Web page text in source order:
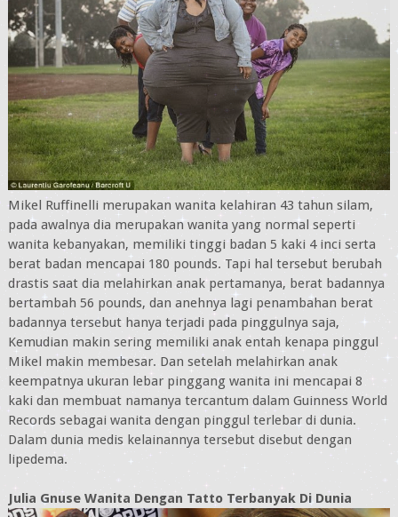
Mikel Ruffinelli merupakan wanita kelahiran 43 tahun silam,
pada awalnya dia merupakan wanita yang normal seperti
wanita kebanyakan, memiliki tinggi badan 5 kaki 4 inci serta
berat badan mencapai 180 pounds. Tapi hal tersebut berubah
drastis saat dia melahirkan anak pertamanya, berat badannya
bertambah 56 pounds, dan anehnya lagi penambahan berat
badannya tersebut hanya terjadi pada pinggulnya saja,
Kemudian makin sering memiliki anak entah kenapa pinggul
Mikel makin membesar. Dan setelah melahirkan anak
keempatnya ukuran lebar pinggang wanita ini mencapai 8
kaki dan membuat namanya tercantum dalam Guinness World
Records sebagai wanita dengan pinggul terlebar di dunia.
Dalam dunia medis kelainannya tersebut disebut dengan
lipedema.
Julia Gnuse Wanita Dengan Tatto Terbanyak Di Dunia